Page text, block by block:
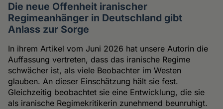
Die neue Offenheit iranischer
Regimeanhänger in Deutschland gibt
Anlass zur Sorge
In ihrem Artikel vom Juni 2026 hat unsere Autorin die
Auffassung vertreten, dass das iranische Regime
schwächer ist, als viele Beobachter im Westen
glauben. An dieser Einschätzung hält sie fest.
Gleichzeitig beobachtet sie eine Entwicklung, die sie
als iranische Regimekritikerin zunehmend beunruhigt.